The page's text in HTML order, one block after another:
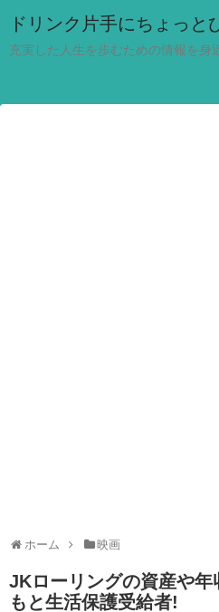
ドリンク片手にちょっと
充実した人生を歩むための情報を身
ホーム 映画
JKローリングの資産や
もと生活保護受給者!